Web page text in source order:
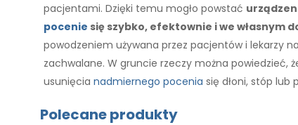
pacjentami. Dzięki temu mogło powstać
pocenie się szybko, efektownie i we własnym
powodzeniem używana przez pacjentów i lekarzy
zachwalane. W gruncie rzeczy można powiedzieć,
usunięcia nadmiernego pocenia się dłoni, stóp lub
Polecane produkty